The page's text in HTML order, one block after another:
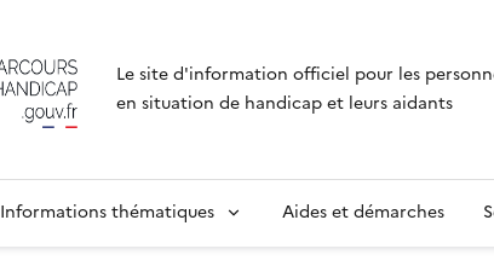
Le site d'information officiel pour les
en situation de handicap et leurs aidants
Informations thématiques Aides et démarches